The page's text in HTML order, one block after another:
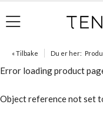
« Tilbake Du er her:
Error loading product
Object reference not set